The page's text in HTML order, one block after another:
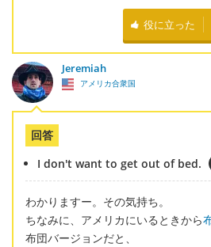
役に立った
Jeremiah
アメリカ合衆国
回答
I don't want to get out of bed.
わかりますー。その気持ち。
ちなみに、アメリカにいるときから
布団バージョンだと、